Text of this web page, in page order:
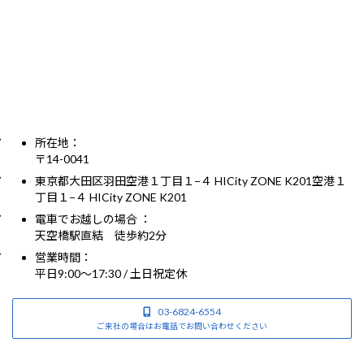
所在地：
〒14-0041
東京都大田区羽田空港１丁目１−４ HICity ZONE K201空港１
丁目１−４ HICity ZONE K201
電車でお越しの場合 ：
天空橋駅直結 徒歩約2分
営業時間：
平日9:00～17:30 / 土日祝定休
03-6824-6554
ご来社の場合はお電話でお問い合わせください